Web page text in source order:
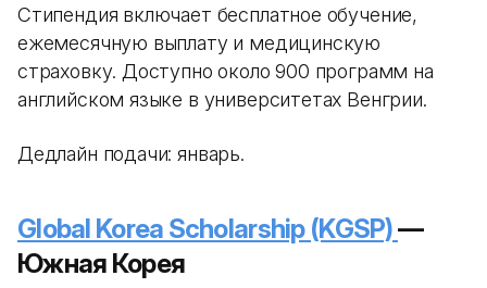
Стипендия включает бесплатное обучение,
ежемесячную выплату и медицинскую
страховку. Доступно около 900 программ на
английском языке в университетах Венгрии.
Дедлайн подачи: январь.
Global Korea Scholarship (KGSP)—
Южная Корея